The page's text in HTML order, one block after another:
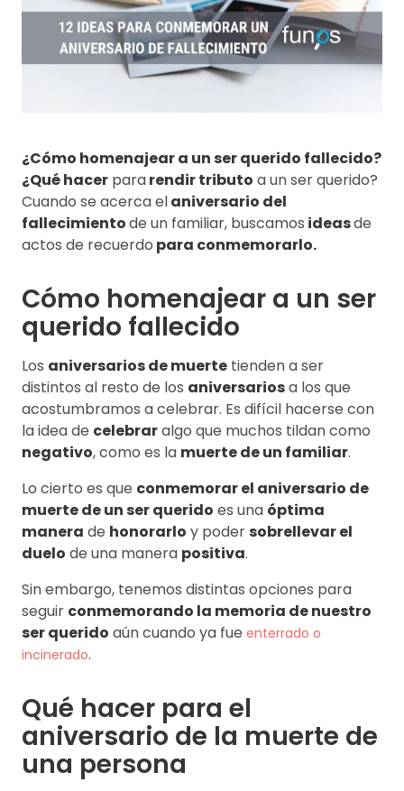
¿Cómo homenajear a un ser querido fallecido?
¿Qué hacer pararendir tributo a un ser querido?
Cuando se acerca elaniversario del
fallecimientode un familiar, buscamos ideasde
actos de recuerdo para conmemorarlo.
Cómo homenajear a un ser
querido fallecido
Los aniversarios de muerte tienden a ser
distintos al resto de los aniversariosa los que
acostumbramos a celebrar. Es difícil hacerse con
la idea de celebraralgo que muchos tildan como
negativo, como es la muerte de un familiar.
Lo cierto es que conmemorar el aniversario de
muerte de un ser querido es una óptima
manera de honorarlo y poder sobrellevar el
duelo de una manera positiva.
Sin embargo, tenemos distintas opciones para
seguir conmemorando la memoria de nuestro
ser querido aún cuando ya fue enterrado o
incinerado.
Qué hacer para el
aniversario de la muerte de
una persona